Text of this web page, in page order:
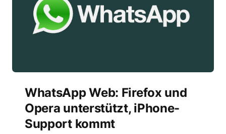
WhatsApp Web: Firefox und
Opera unterstützt, iPhone-
Support kommt